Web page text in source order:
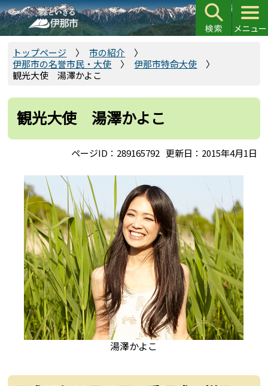
こ
の
ペ
先
トップページ
市の紹介
伊那市の名誉市民・大使
伊那市特命大使
観光大使 湯澤かよこ
観光大使 湯澤かよこ
ページID：289165792 更新日：2015年4月1日
湯澤かよこ